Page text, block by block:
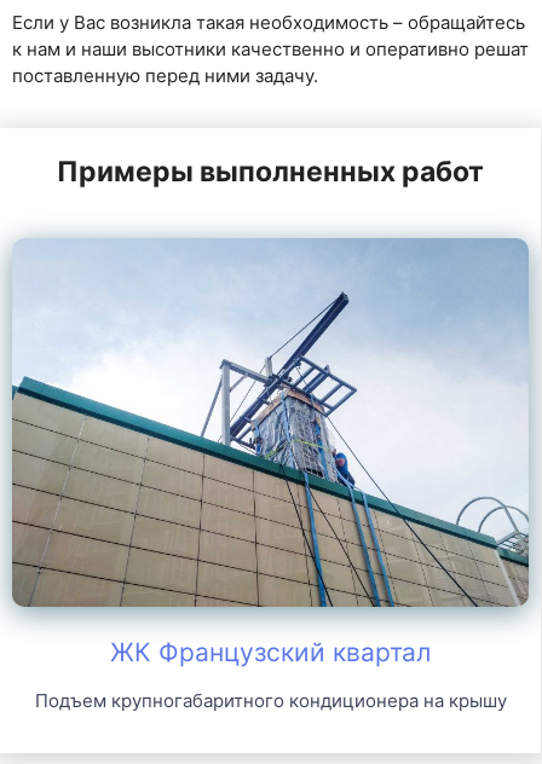
Если у Вас возникла такая необходимость – обращайтесь
к нам и наши высотники качественно и оперативно решат
поставленную перед ними задачу.
Примеры выполненных работ
ЖК Французский квартал
Подъем крупногабаритного кондиционера на крышу